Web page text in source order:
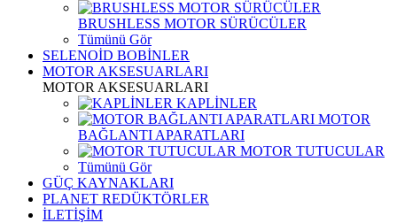
BRUSHLESS MOTOR SÜRÜCÜLER
Tümünü Gör
SELENOİD BOBİNLER
MOTOR AKSESUARLARI
MOTOR AKSESUARLARI
KAPLİNLER
MOTOR
BAĞLANTI APARATLARI
MOTOR TUTUCULAR
Tümünü Gör
GÜÇ KAYNAKLARI
PLANET REDÜKTÖRLER
İLETİŞİM